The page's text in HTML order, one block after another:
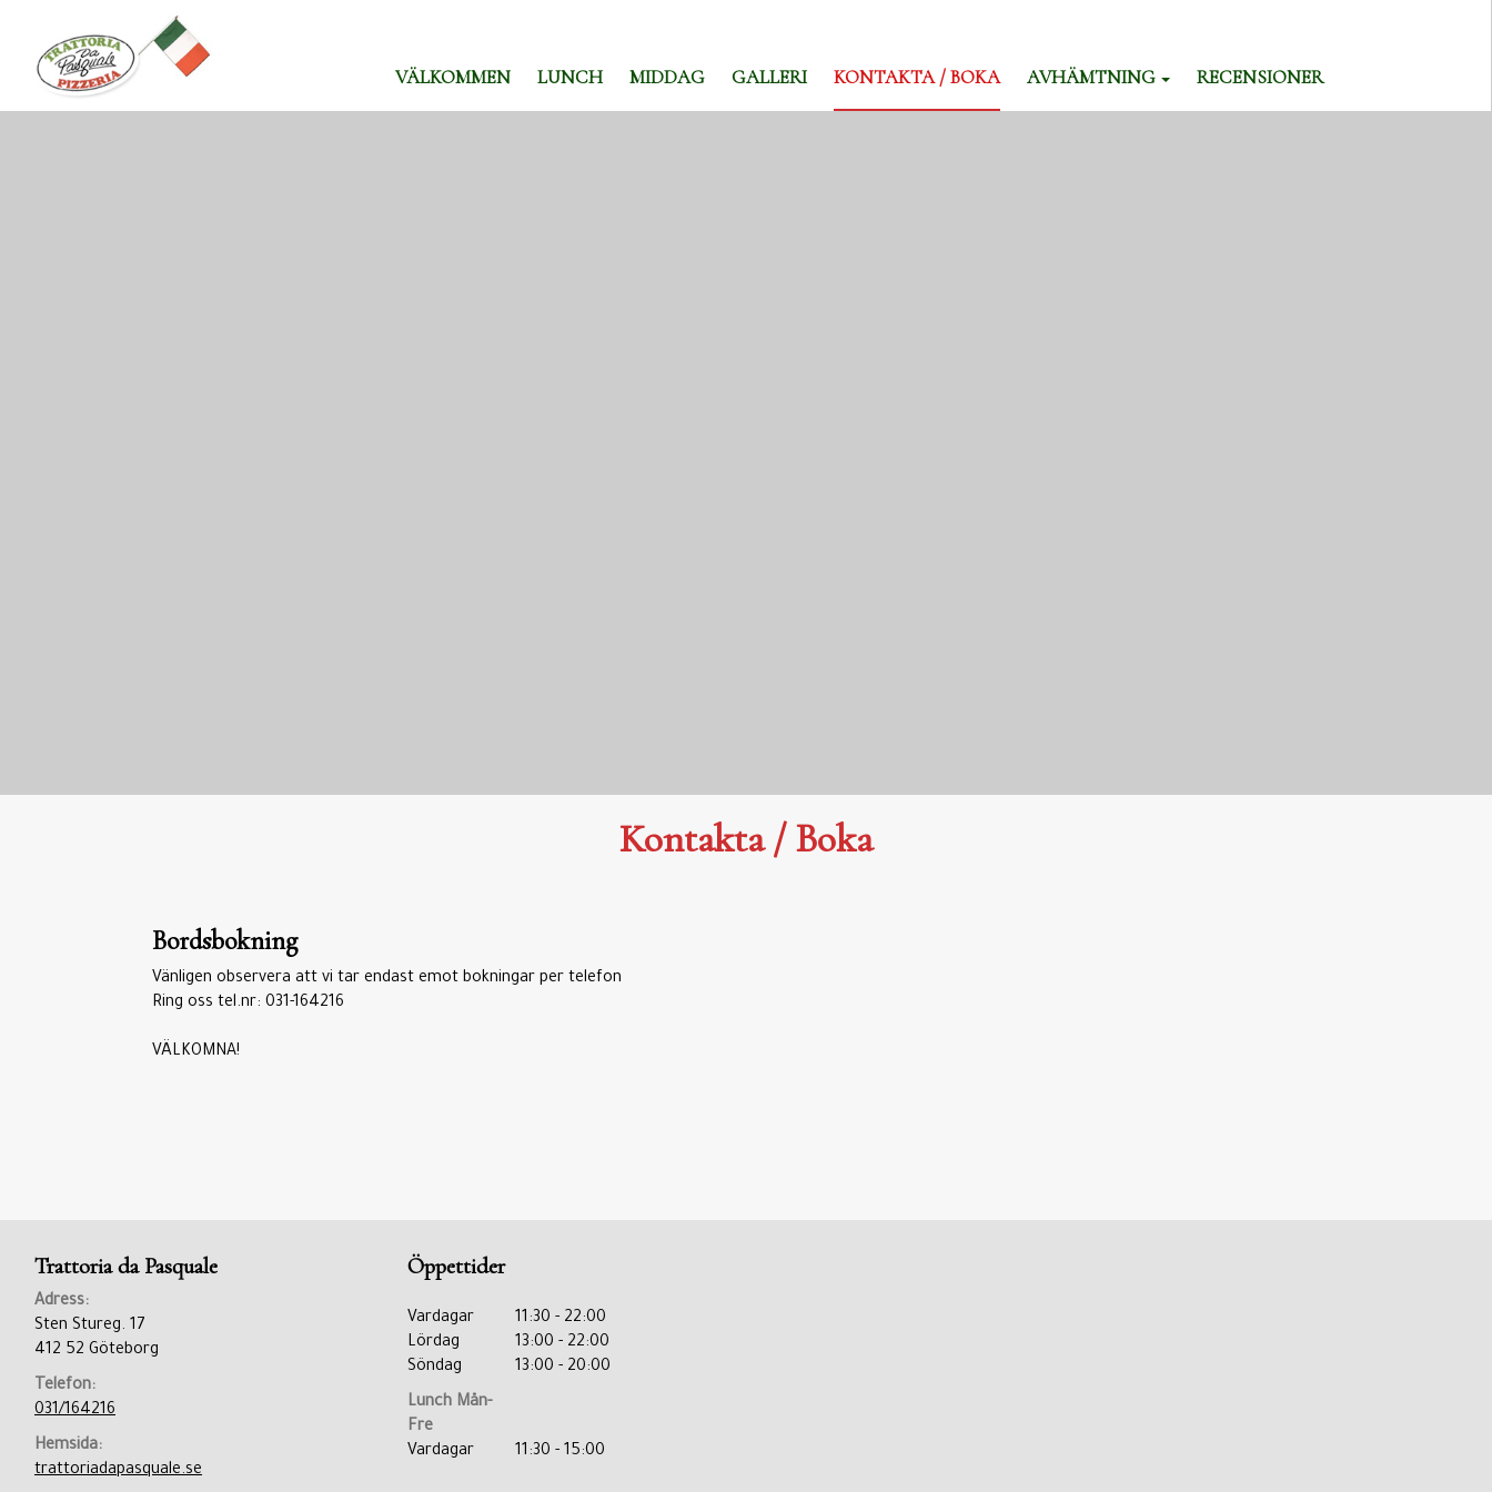
VÄLKOMMEN LUNCH MIDDAG GALLERI KONTAKTA / BOKA AVHÄMTNING RECENSIONER
Kontakta / Boka
Bordsbokning
Vänligen observera att vi tar endast emot bokningar per telefon
Ring oss tel.nr: 031-164216
VÄLKOMNA!
Trattoria da Pasquale
Adress:
Sten Stureg. 17
412 52 Göteborg
Telefon:
031/164216
Hemsida:
trattoriadapasquale.se
Öppettider
Vardagar
11:30 - 22:00
Lördag
13:00 - 22:00
Söndag
13:00 - 20:00
Lunch Mån-
Fre
Vardagar
11:30 - 15:00